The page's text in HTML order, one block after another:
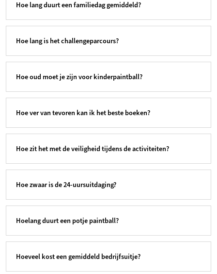
Hoe lang duurt een familiedag gemiddeld?
Hoe lang is het challengeparcours?
Hoe oud moet je zijn voor kinderpaintball?
Hoe ver van tevoren kan ik het beste boeken?
Hoe zit het met de veiligheid tijdens de activiteiten?
Hoe zwaar is de 24-uursuitdaging?
Hoelang duurt een potje paintball?
Hoeveel kost een gemiddeld bedrijfsuitje?